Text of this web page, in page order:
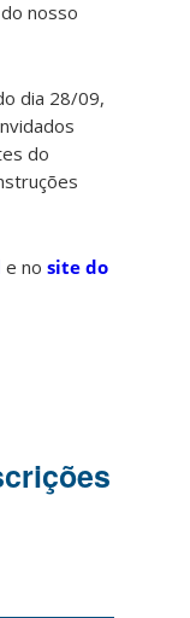
nosso
dia 28/09,
do
e nosite do